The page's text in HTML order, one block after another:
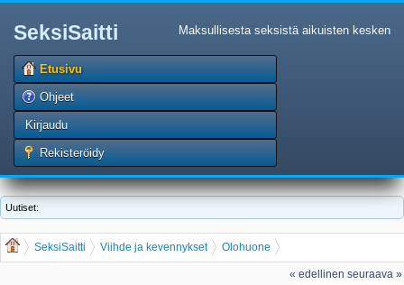
SeksiSaitti Maksullisesta seksistä aikuisten kesken
Etusivu
Ohjeet
Kirjaudu
Rekisteröidy
Uutiset:
SeksiSaitti Viihde ja kevennykset
Olohuone
Vaihda työsuoritus/tavara/tms seksipalveluun
« edellinen seuraava »